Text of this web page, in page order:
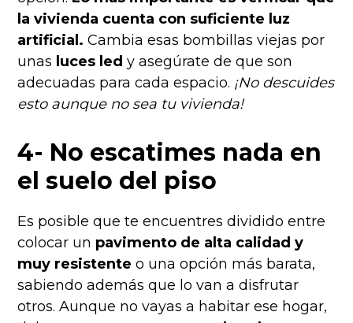
la vivienda cuenta con suficiente luz
artificial. Cambia esas bombillas viejas por
unas luces led y asegúrate de que son
adecuadas para cada espacio. ¡No descuides
esto aunque no sea tu vivienda!
4- No escatimes nada en
el suelo del piso
Es posible que te encuentres dividido entre
colocar un pavimento de alta calidad y
muy resistente o una opción más barata,
sabiendo además que lo van a disfrutar
otros. Aunque no vayas a habitar ese hogar,